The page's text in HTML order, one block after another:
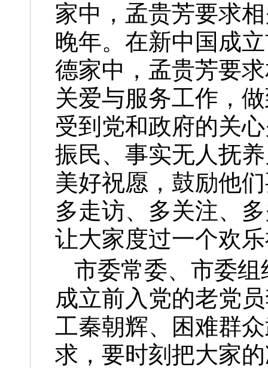
家中，孟贵芳要求
晚年。在新中国成
德家中，孟贵芳要
关爱与服务工作，
受到党和政府的关
振民、事实无人抚
美好祝愿，鼓励他
多走访、多关注、
让大家度过一个欢
市委常委、市委
成立前入党的老党
工秦朝辉、困难群
求，要时刻把大家